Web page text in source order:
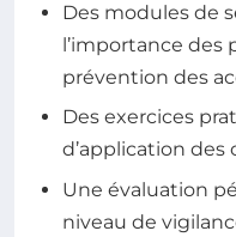
Des modules de
l’importance des
prévention des
Des exercices
d’application des
Une évaluation
niveau de